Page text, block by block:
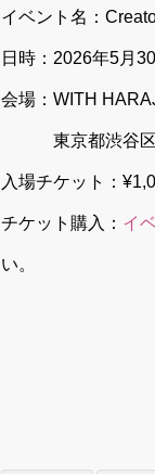
イベント名：
日時：2026年5月
会場：WITH
東京都渋谷区神
入場チケット：
チケット購入： イ
い。